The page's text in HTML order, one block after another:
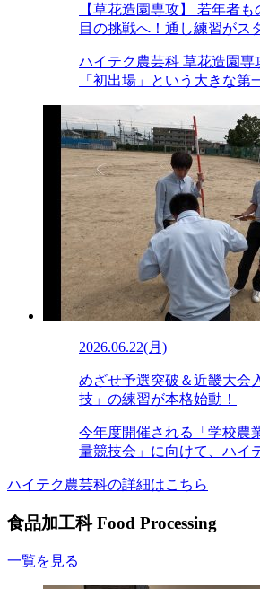
【草花造園専攻】 若年者
目の挑戦へ！通し練習がス
ハイテク農芸科 草花造園専
「初出場」という大きな第
2026.06.22(月)
めざせ予選突破＆近畿大会
技」の練習が本格始動！
今年度開催される「学校農
量競技会」に向けて、ハイ
ハイテク農芸科の詳細はこちら
食品加工科Food Processing
一覧を見る